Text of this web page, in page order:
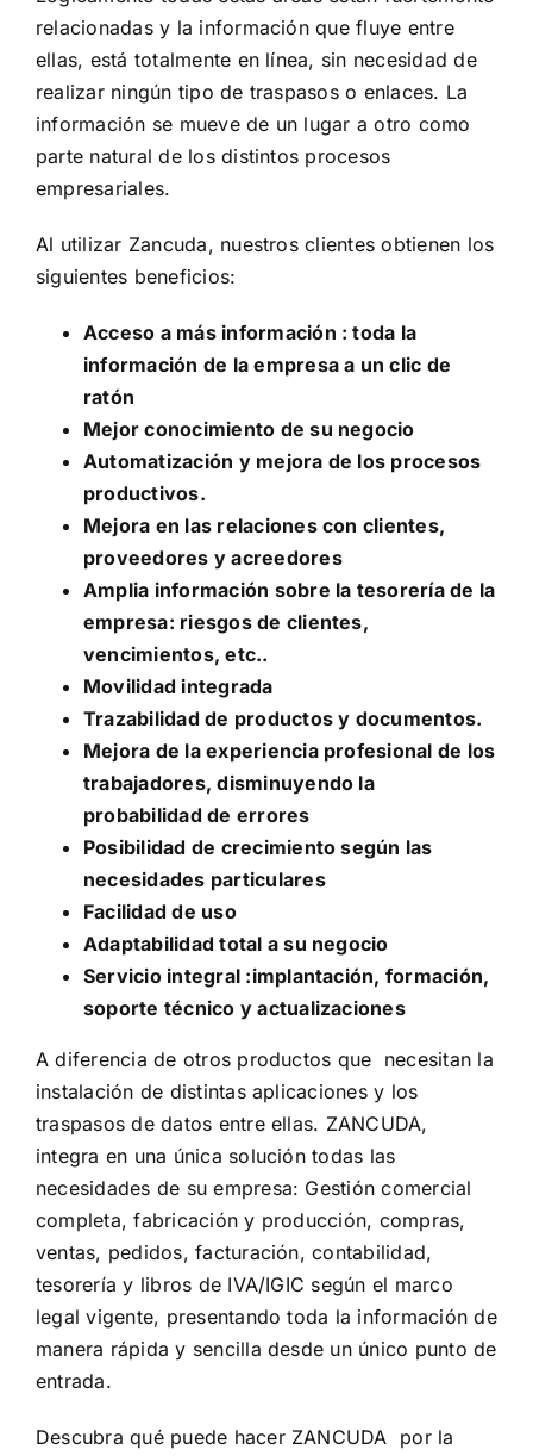
relacionadas y la información que fluye entre
ellas, está totalmente en línea, sin necesidad de
realizar ningún tipo de traspasos o enlaces. La
información se mueve de un lugar a otro como
parte natural de los distintos procesos
empresariales.
Al utilizar Zancuda, nuestros clientes obtienen los
siguientes beneficios:
Acceso a más información : toda la
información de la empresa a un clic de
ratón
Mejor conocimiento de su negocio
Automatización y mejora de los procesos
productivos.
Mejora en las relaciones con clientes,
proveedores y acreedores
Amplia información sobre la tesorería de la
empresa: riesgos de clientes,
vencimientos, etc..
Movilidad integrada
Trazabilidad de productos y documentos.
Mejora de la experiencia profesional de los
trabajadores, disminuyendo la
probabilidad de errores
Posibilidad de crecimiento según las
necesidades particulares
Facilidad de uso
Adaptabilidad total a su negocio
Servicio integral :implantación, formación,
soporte técnico y actualizaciones
A diferencia de otros productos que necesitan la
instalación de distintas aplicaciones y los
traspasos de datos entre ellas. ZANCUDA,
integra en una única solución todas las
necesidades de su empresa: Gestión comercial
completa, fabricación y producción, compras,
ventas, pedidos, facturación, contabilidad,
tesorería y libros de IVA/IGIC según el marco
legal vigente, presentando toda la información de
manera rápida y sencilla desde un único punto de
entrada.
Descubra qué puede hacer ZANCUDA por la